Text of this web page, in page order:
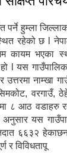
पर्ने हुम्ला
रहेको छ l
कायम भएका
l यस
उत्तरमा नाम्खा
वरगाउँ,
८ आठ वडाहरु
यस
६६३२
र विविधतापू